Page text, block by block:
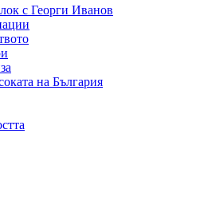
с Георги Иванов
на България